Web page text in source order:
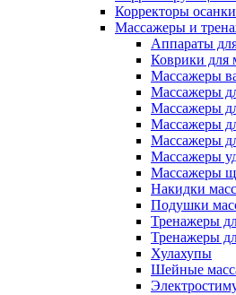
Корректоры осанки
Массажеры и
Аппараты
Коврики для
Массажеры
Массажеры
Массажеры
Массажеры
Массажеры
Массажеры
Массажеры
Накидки
Подушки
Тренажеры
Тренажеры
Хулахупы
Шейные